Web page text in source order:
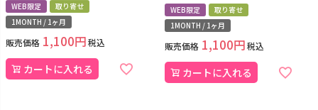
WEB限定
取り寄せ
1MONTH / 1ヶ月
販売価格 1,100 税込
カートに入れる
WEB限定
取り寄せ
1MONTH / 1ヶ月
販売価格 1,100 税込
カートに入れる